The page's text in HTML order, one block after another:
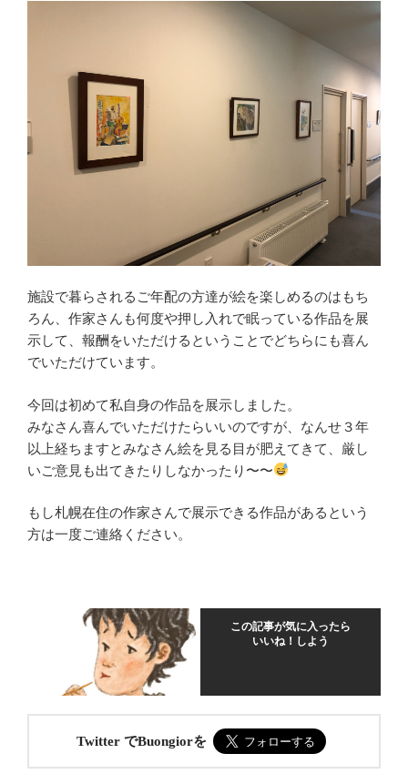
施設で暮らされるご年配の方達が絵を楽しめるのはもち
ろん、作家さんも何度や押し入れで眠っている作品を展
示して、報酬をいただけるということでどちらにも喜ん
でいただけています。
今回は初めて私自身の作品を展示しました。
みなさん喜んでいただけたらいいのですが、なんせ３年
以上経ちますとみなさん絵を見る目が肥えてきて、厳し
いご意見も出てきたりしなかったり〜〜
もし札幌在住の作家さんで展示できる作品があるという
方は一度ご連絡ください。
この記事が気に入ったら
いいね！しよう
Twitter でBuongiorを